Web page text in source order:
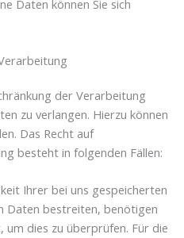
Daten können Sie sich
der Verarbeitung
zu verlangen. Hierzu können
Das Recht auf
besteht in folgenden Fällen:
Ihrer bei uns gespeicherten
Daten bestreiten, benötigen
um dies zu überprüfen. Für die